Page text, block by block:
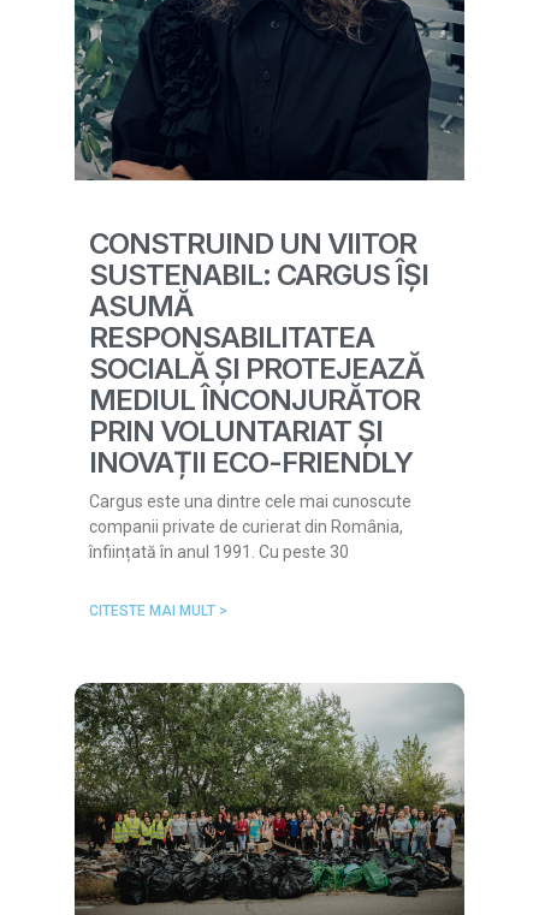
CONSTRUIND UN VIITOR
SUSTENABIL: CARGUS ÎȘI
ASUMĂ
RESPONSABILITATEA
SOCIALĂ ȘI PROTEJEAZĂ
MEDIUL ÎNCONJURĂTOR
PRIN VOLUNTARIAT ȘI
INOVAȚII ECO-FRIENDLY
Cargus este una dintre cele mai cunoscute
companii private de curierat din România,
înființată în anul 1991. Cu peste 30
CITESTE MAI MULT >